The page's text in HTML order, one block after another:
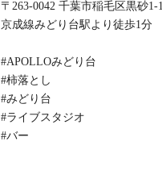
〒263-0042 千葉市稲毛区黒砂1-
京成線みどり台駅より徒歩1分
#APOLLOみどり台
#柿落とし
#みどり台
#ライブスタジオ
#バー